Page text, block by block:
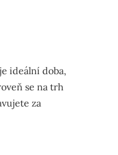
ideální doba,
se na trh
za